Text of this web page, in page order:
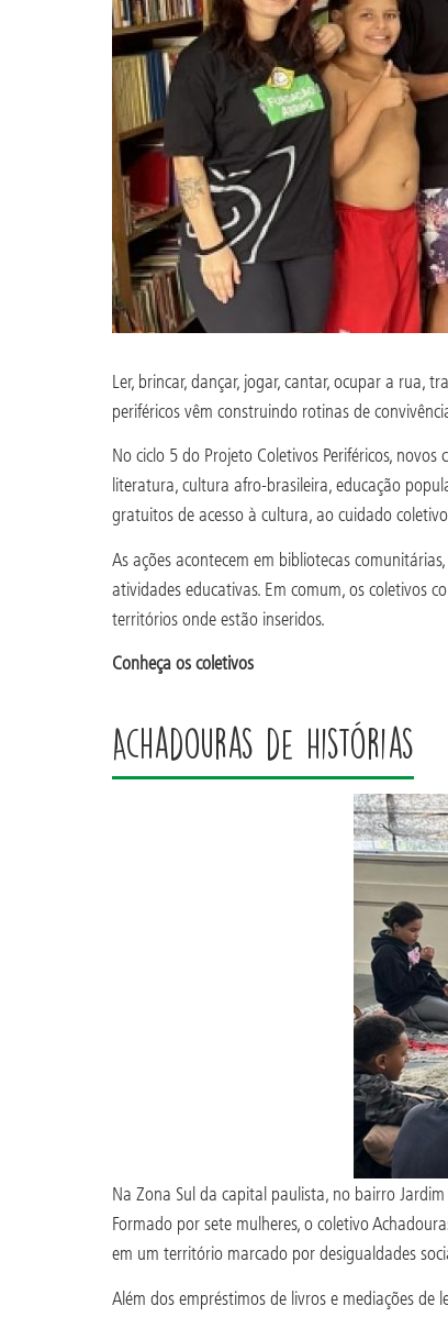
Ler, brincar, dançar, jogar, cantar, ocupar a rua,
periféricos vêm construindo rotinas de
No ciclo 5 do Projeto Coletivos Periféricos,
literatura, cultura afro-brasileira, educação
gratuitos de acesso à cultura, ao cuidado
As ações acontecem em bibliotecas
atividades educativas. Em comum, os coletivos
territórios onde estão inseridos.
Conheça os coletivos
Achadouras de Histórias
Na Zona Sul da capital paulista, no bairro
Formado por sete mulheres, o coletivo
em um território marcado por desigualdades
Além dos empréstimos de livros e mediações de